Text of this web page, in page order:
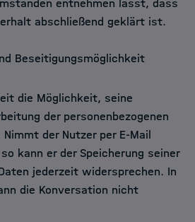
entnehmen lässt, dass
abschließend geklärt ist.
Beseitigungsmöglichkeit
die Möglichkeit, seine
der personenbezogenen
der Nutzer per E-Mail
kann er der Speicherung seiner
jederzeit widersprechen. In
die Konversation nicht